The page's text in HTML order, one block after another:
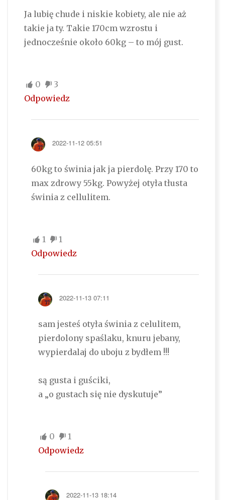
Ja lubię chude i niskie kobiety, ale nie aż
takie ja ty. Takie 170cm wzrostu i
jednocześnie około 60kg – to mój gust.
0
3
Odpowiedz
2022-11-12 05:51
60kg to świnia jak ja pierdolę. Przy 170 to
max zdrowy 55kg. Powyżej otyła tłusta
świnia z cellulitem.
1
1
Odpowiedz
2022-11-13 07:11
sam jesteś otyła świnia z celulitem,
pierdolony spaślaku, knuru jebany,
wypierdalaj do uboju z bydłem !!!
są gusta i guściki,
a „o gustach się nie dyskutuje”
0
1
Odpowiedz
2022-11-13 18:14